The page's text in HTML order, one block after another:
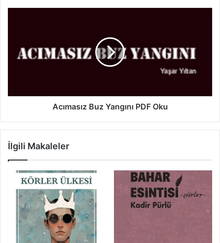
Acımasız Buz Yangını PDF Oku
İlgili Makaleler